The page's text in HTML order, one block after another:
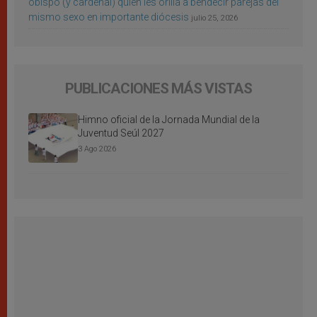
obispo (y cardenal) quien les orilla a bendecir parejas del
mismo sexo en importante diócesis julio 25, 2026
PUBLICACIONES MÁS VISTAS
Himno oficial de la Jornada Mundial de la
Juventud Seúl 2027
3 Ago 2026